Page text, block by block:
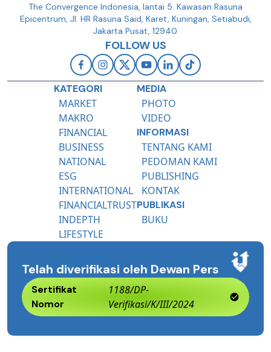
The Convergence Indonesia, lantai 5. Kawasan Rasuna
Epicentrum, Jl. HR Rasuna Said, Karet, Kuningan, Setiabudi,
Jakarta Pusat, 12940.
FOLLOW US
KATEGORI
MARKET
MAKRO
FINANCIAL
BUSINESS
NATIONAL
ESG
INTERNATIONAL
FINANCIALTRUST
INDEPTH
LIFESTYLE
MEDIA
PHOTO
VIDEO
INFORMASI
TENTANG KAMI
PEDOMAN KAMI
PUBLISHING
KONTAK
PUBLIKASI
BUKU
Telah diverifikasi oleh Dewan Pers
Sertifikat
Nomor
1188/DP-
Verifikasi/K/III/2024